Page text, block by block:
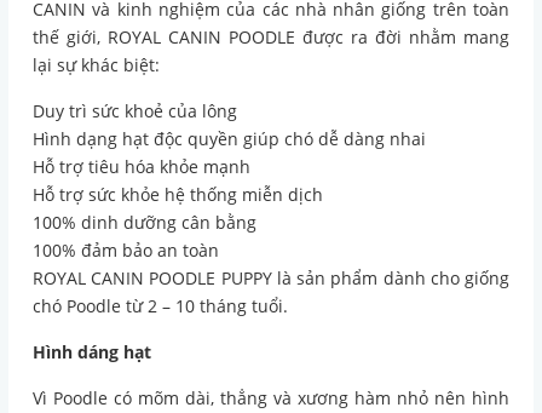
CANIN và kinh nghiệm của các nhà nhân giống trên toàn
thế giới, ROYAL CANIN POODLE được ra đời nhằm mang
lại sự khác biệt:
Duy trì sức khoẻ của lông
Hình dạng hạt độc quyền giúp chó dễ dàng nhai
Hỗ trợ tiêu hóa khỏe mạnh
Hỗ trợ sức khỏe hệ thống miễn dịch
100% dinh dưỡng cân bằng
100% đảm bảo an toàn
ROYAL CANIN POODLE PUPPY là sản phẩm dành cho giống
chó Poodle từ 2 – 10 tháng tuổi.
Hình dáng hạt
Vì Poodle có mõm dài, thẳng và xương hàm nhỏ nên hình